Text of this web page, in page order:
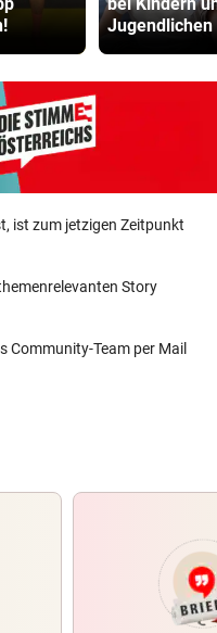
Jugendlichen
ist zum jetzigen Zeitpunkt
Story
Community-Team per Mail